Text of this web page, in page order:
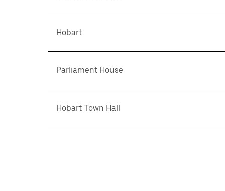
Hobart
Parliament House
Hobart Town Hall